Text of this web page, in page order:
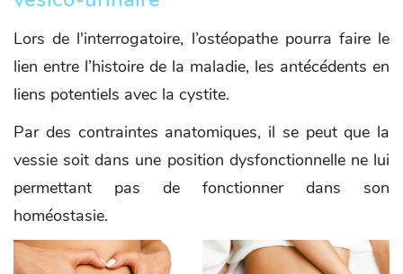
Lors de l'interrogatoire, l’ostéopathe pourra faire le
lien entre l’histoire de la maladie, les antécédents en
liens potentiels avec la cystite.
Par des contraintes anatomiques, il se peut que la
vessie soit dans une position dysfonctionnelle ne lui
permettant pas de fonctionner dans son
homéostasie.